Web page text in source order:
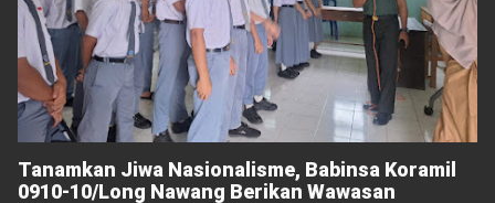
Tanamkan Jiwa Nasionalisme, Babinsa Koramil
0910-10/Long Nawang Berikan Wawasan